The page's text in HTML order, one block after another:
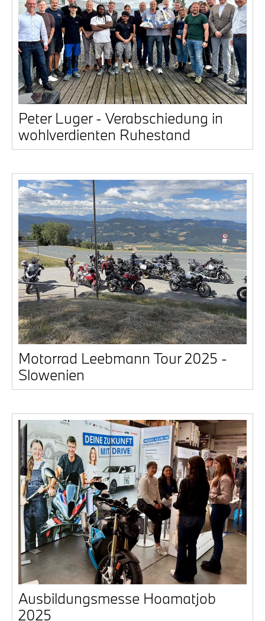
Peter Luger - Ver­ab­schie­dung in
wohl­ver­dien­ten Ruhe­stand
Motor­rad Leeb­mann Tour 2025 -
Slo­we­ni­en
Aus­bil­dungs­mes­se Hoamat­job
2025